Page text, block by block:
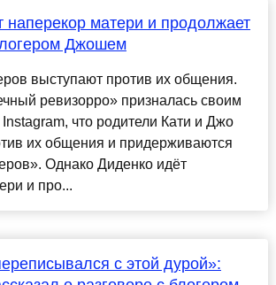
наперекор матери и продолжает
Джошем
выступают против их общения.
ревизорро» призналась своим
что родители Кати и Джо
их общения и придерживаются
Однако Диденко идёт
и про...
с этой дурой»: